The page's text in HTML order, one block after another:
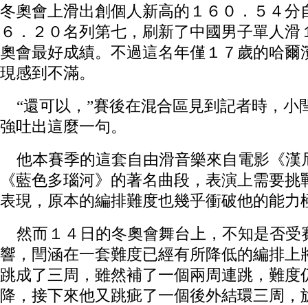
冬奧會上滑出創個人新高的１６０．５４分
６．２０名列第七，刷新了中國男子單人滑
奧會最好成績。不過這名年僅１７歲的哈爾
現感到不滿。
“還可以，”賽後在混合區見到記者時，小
強吐出這麼一句。
他本賽季的這套自由滑音樂來自電影《漢
《藍色多瑙河》的著名曲段，表演上需要
表現，原本的編排難度也幾乎衝破他的能力
然而１４日的冬奧會舞台上，不知是否受
響，閆涵在一套難度已經有所降低的編排上
跳成了三周，雖然補了一個兩周連跳，難度
降，接下來他又跳疵了一個後外結環三周，